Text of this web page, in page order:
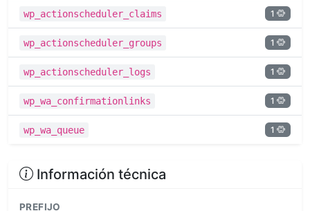
wp_actionscheduler_claims 1
wp_actionscheduler_groups 1
wp_actionscheduler_logs 1
wp_wa_confirmationlinks 1
wp_wa_queue 1
Información técnica
PREFIJO